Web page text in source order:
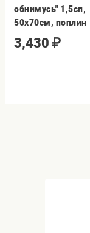
обнимусь" 1,5сп,
50х70см, поплин
3,430 ₽